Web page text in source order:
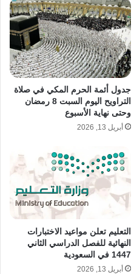
جدول أئمة الحرم المكي في صلاة
التراويح اليوم السبت 8 رمضان
وحتى نهاية الأسبوع
أبريل 13, 2026
التعليم تعلن مواعيد الاختبارات
النهائية للفصل الدراسي الثاني
1447 في السعودية
أبريل 13, 2026